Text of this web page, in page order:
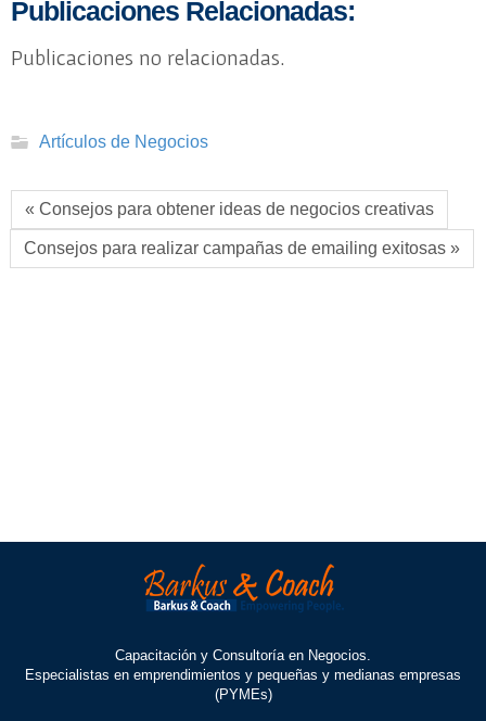
Publicaciones Relacionadas:
Publicaciones no relacionadas.
Artículos de Negocios
« Consejos para obtener ideas de negocios creativas
Consejos para realizar campañas de emailing exitosas »
Capacitación y Consultoría en Negocios.
Especialistas en emprendimientos y pequeñas y medianas empresas
(PYMEs)